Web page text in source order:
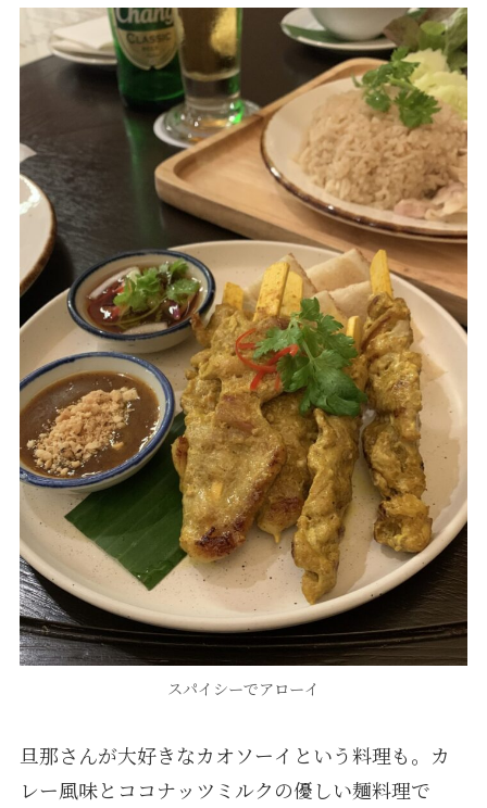
スパイシーでアローイ
旦那さんが大好きなカオソーイという料理も。カ
レー風味とココナッツミルクの優しい麺料理で